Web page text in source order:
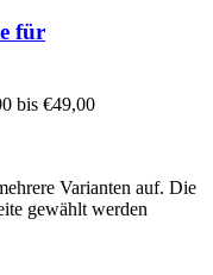
für
bis €49,00
Varianten auf. Die
gewählt werden